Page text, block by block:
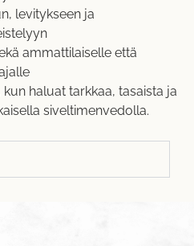
levitykseen ja
ammattilaiselle että
haluat tarkkaa, tasaista ja
siveltimenvedolla.